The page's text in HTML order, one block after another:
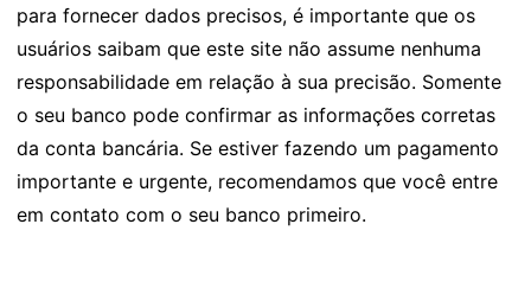
para fornecer dados precisos, é importante que os
usuários saibam que este site não assume nenhuma
responsabilidade em relação à sua precisão. Somente
o seu banco pode confirmar as informações corretas
da conta bancária. Se estiver fazendo um pagamento
importante e urgente, recomendamos que você entre
em contato com o seu banco primeiro.